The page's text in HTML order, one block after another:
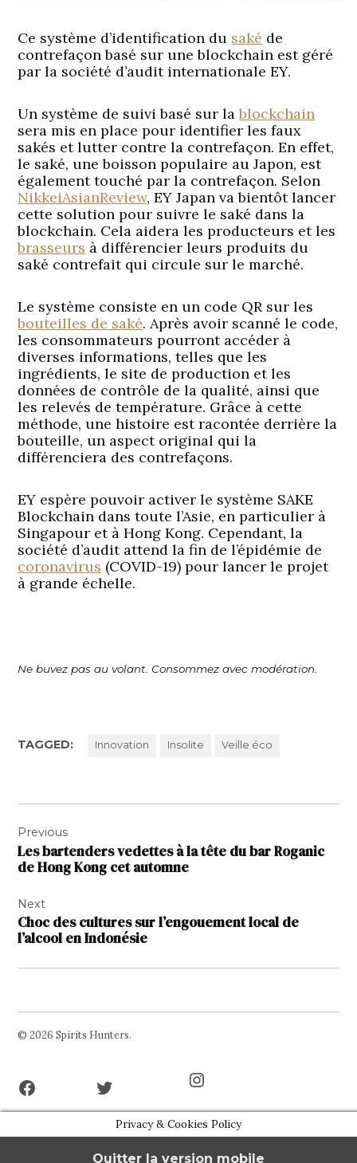
Ce système d’identification du saké de
contrefaçon basé sur une blockchain est géré
par la société d’audit internationale EY.
Un système de suivi basé sur lablockchain
sera mis en place pour identifier les faux
sakés et lutter contre la contrefaçon. En effet,
le saké, une boisson populaire au Japon, est
également touché par la contrefaçon. Selon
NikkeiAsianReview, EY Japan va bientôt lancer
cette solution pour suivre le saké dans la
blockchain. Cela aidera les producteurs et les
brasseurs à différencier leurs produits du
saké contrefait qui circule sur le marché.
Le système consiste en un code QR sur les
bouteilles de saké. Après avoir scanné le code,
les consommateurs pourront accéder à
diverses informations, telles que les
ingrédients, le site de production et les
données de contrôle de la qualité, ainsi que
les relevés de température. Grâce à cette
méthode, une histoire est racontée derrière la
bouteille, un aspect original qui la
différenciera des contrefaçons.
EY espère pouvoir activer le système SAKE
Blockchain dans toute l’Asie, en particulier à
Singapour et à Hong Kong. Cependant, la
société d’audit attend la fin de l’épidémie de
coronavirus (COVID-19) pour lancer le projet
à grande échelle.
Ne buvez pas au volant. Consommez avec modération.
TAGGED: Innovation Insolite Veille éco
de
l’article
Previous
Les bartenders vedettes à la tête du bar Roganic
de Hong Kong cet automne
Next
Choc des cultures sur l’engouement local de
l’alcool en Indonésie
© 2026 Spirits Hunters.
Privacy & Cookies Policy
Quitter la version mobile